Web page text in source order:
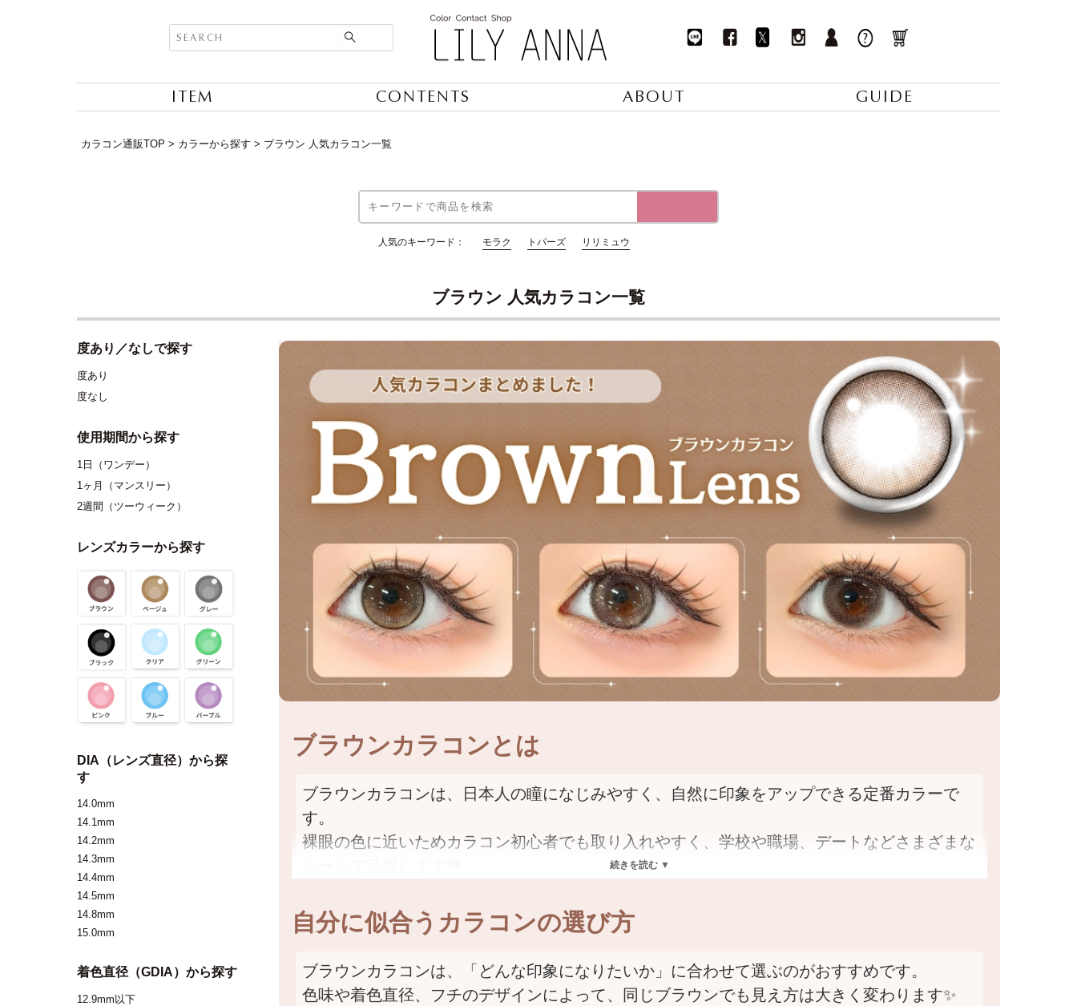
ITEM CONTENTS ABOUT GUIDE
カラコン通販TOP カラーから探す ブラウン 人気カラコン一覧
人気のキーワード： モラク トパーズ リリミュウ
ブラウン 人気カラコン一覧
度あり／なしで探す
度あり
度なし
使用期間から探す
1日（ワンデー）
1ヶ月（マンスリー）
2週間（ツーウィーク）
レンズカラーから探す
DIA（レンズ直径）から探
す
14.0mm
14.1mm
14.2mm
14.3mm
14.4mm
14.5mm
14.8mm
15.0mm
着色直径（GDIA）から探す
12.9mm以下
ブラウンカラコンとは
ブラウンカラコンは、日本人の瞳になじみやすく、自然に印象をアップできる定番カラーで
す。
裸眼の色に近いためカラコン初心者でも取り入れやすく、学校や職場、デートなどさまざまな
ひとくちにブラウンカラコンといっても、ダークブラウンやライトブラウン、ベージュブラウ
ンなど色味はさまざま。
さらに、フチのデザインや着色直径によって「ナチュラル」「くりっとかわいい」「透明感の
ある色素薄い瞳」など、仕上がりの印象も大きく変わります。
自分に似合うカラコンの選び方
ブラウンカラコンは、「どんな印象になりたいか」に合わせて選ぶのがおすすめです。
色味や着色直径、フチのデザインによって、同じブラウンでも見え方は大きく変わります✨